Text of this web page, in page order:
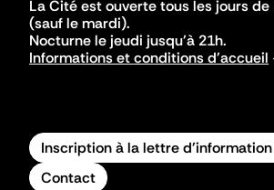
La Cité est ouverte tous les jours de
(sauf le mardi).
Nocturne le jeudi jusqu'à 21h.
Informations et conditions d'accueil
Inscription à la lettre d'information
Contact